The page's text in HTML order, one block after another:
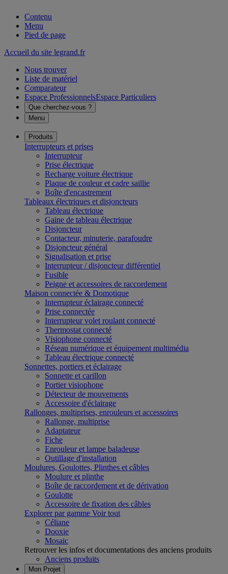
Contenu
Menu
Pied de page
Accueil du site legrand.fr
Nous trouver
Liste de matériel
Comparateur
Espace ProfessionnelsEspace Particuliers
Que cherchez-vous ?
Menu
Produits
Interrupteurs et prises
Interrupteur
Prise électrique
Recharge voiture électrique
Plaque de couleur et cadre saillie
Boîte d'encastrement
Tableaux électriques et disjoncteurs
Tableau électrique
Gaine de tableau électrique
Disjoncteur
Contacteur, minuterie, parafoudre
Disjoncteur général
Signalisation et prise
Interrupteur / disjoncteur différentiel
Fusible
Peigne et accessoires de raccordement
Maison connectée & Domotique
Interrupteur éclairage connecté
Prise connectée
Interrupteur volet roulant connecté
Thermostat connecté
Visiophone connecté
Réseau numérique et équipement multimédia
Tableau électrique connecté
Sonnettes, portiers et éclairage
Sonnette et carillon
Portier visiophone
Détecteur de mouvements
Accessoire d'éclairage
Rallonges, multiprises, enrouleurs et accessoires
Rallonge, multiprise
Adaptateur
Fiche
Enrouleur et lampe baladeuse
Outillage d'installation
Moulures, Goulottes, Plinthes et câbles
Moulure et plinthe
Boîte de raccordement et de dérivation
Goulotte
Accessoire de fixation des câbles
Explorer par gamme Voir tout
Céliane
Dooxie
Mosaic
Retrouver les infos et documentations des anciens produits
Anciens produits
Mon Projet